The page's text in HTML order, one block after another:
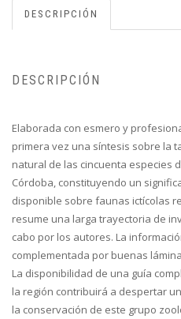
DESCRIPCIÓN
DESCRIPCIÓN
Elaborada con esmero y
primera vez una síntesis sobre la
natural de las cincuenta especies
Córdoba, constituyendo un
disponible sobre faunas ictícolas
resume una larga trayectoria de
cabo por los autores. La
complementada por buenas
La disponibilidad de una guía
la región contribuirá a despertar
la conservación de este grupo